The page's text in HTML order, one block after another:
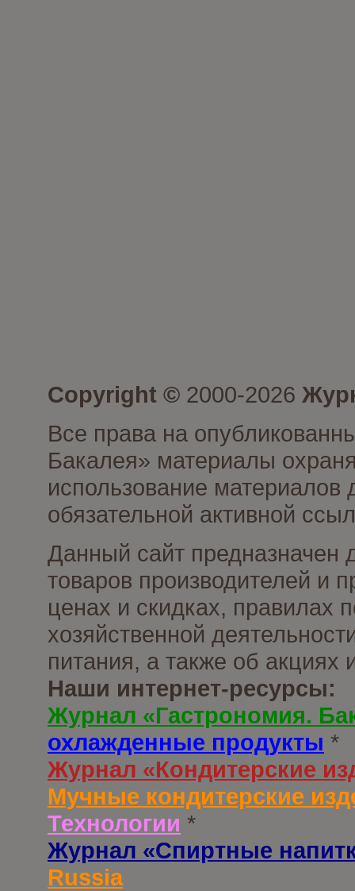
Copyright © 2000-2026
Все права на
Бакалея» материалы
использование материалов
обязательной активной
Данный сайт предназначен
товаров производителей и
ценах и скидках, правилах
хозяйственной
питания, а также об
Наши интернет-ресурсы:
Журнал «Гастрономия.
охлажденные продукты *
Журнал «Кондитерские
Мучные кондитерские
Технологии *
Журнал «Спиртные
Russia